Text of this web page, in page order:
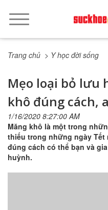
Trang chủ > Y học đời sống
Mẹo loại bỏ lưu
khô đúng cách,
1/16/2020 8:27:00 AM
Măng khô là một trong
thiếu trong những ngày
đúng cách có thể bạn và
huỳnh.